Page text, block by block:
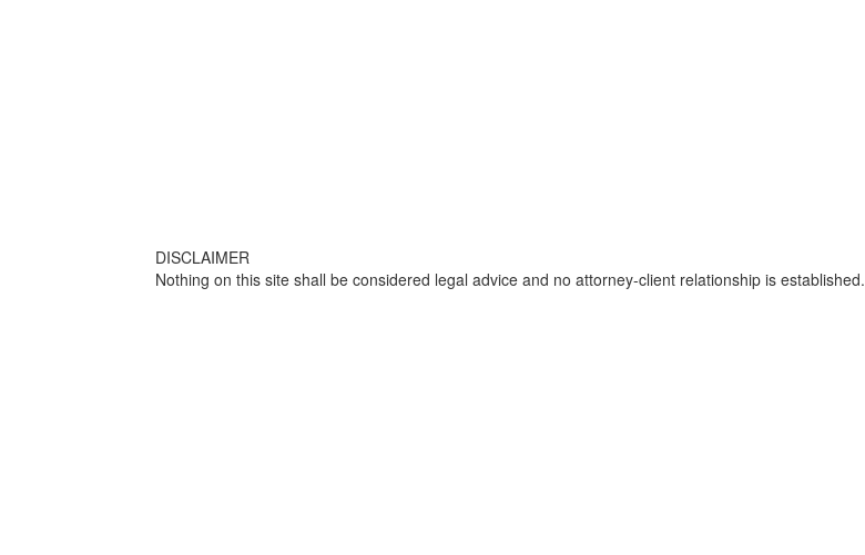
DISCLAIMER
Nothing on this site shall be considered legal advice and no attorney-client relationship is established.